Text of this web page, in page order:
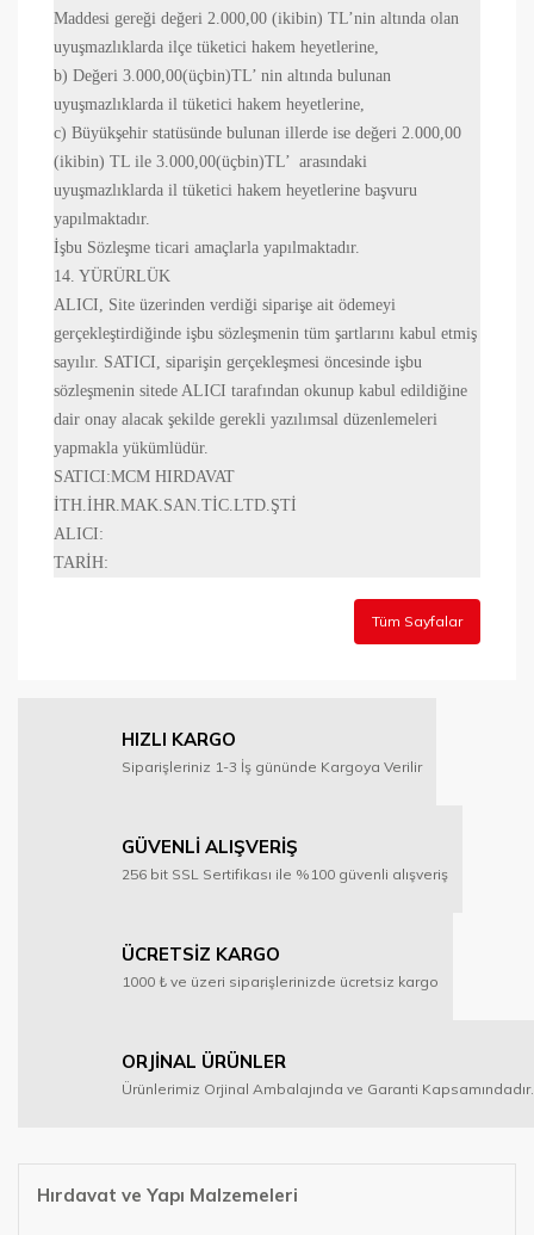
Maddesi gereği değeri 2.000,00 (ikibin) TL’nin altında olan
uyuşmazlıklarda ilçe tüketici hakem heyetlerine,
b) Değeri 3.000,00(üçbin)TL’ nin altında bulunan
uyuşmazlıklarda il tüketici hakem heyetlerine,
c) Büyükşehir statüsünde bulunan illerde ise değeri 2.000,00
(ikibin) TL ile 3.000,00(üçbin)TL’ arasındaki
uyuşmazlıklarda il tüketici hakem heyetlerine başvuru
yapılmaktadır.
İşbu Sözleşme ticari amaçlarla yapılmaktadır.
14. YÜRÜRLÜK
ALICI, Site üzerinden verdiği siparişe ait ödemeyi
gerçekleştirdiğinde işbu sözleşmenin tüm şartlarını kabul etmiş
sayılır. SATICI, siparişin gerçekleşmesi öncesinde işbu
sözleşmenin sitede ALICI tarafından okunup kabul edildiğine
dair onay alacak şekilde gerekli yazılımsal düzenlemeleri
yapmakla yükümlüdür.
SATICI:MCM HIRDAVAT
İTH.İHR.MAK.SAN.TİC.LTD.ŞTİ
ALICI:
TARİH:
Tüm Sayfalar
HIZLI KARGO
Siparişleriniz 1-3 İş gününde Kargoya Verilir
GÜVENLİ ALIŞVERİŞ
256 bit SSL Sertifikası ile %100 güvenli alışveriş
ÜCRETSİZ KARGO
1000 ₺ ve üzeri siparişlerinizde ücretsiz kargo
ORJİNAL ÜRÜNLER
Ürünlerimiz Orjinal Ambalajında ve Garanti Kapsamındadır.
Hırdavat ve Yapı Malzemeleri